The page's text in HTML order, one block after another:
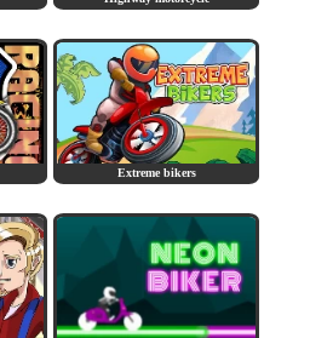
Extreme bikers